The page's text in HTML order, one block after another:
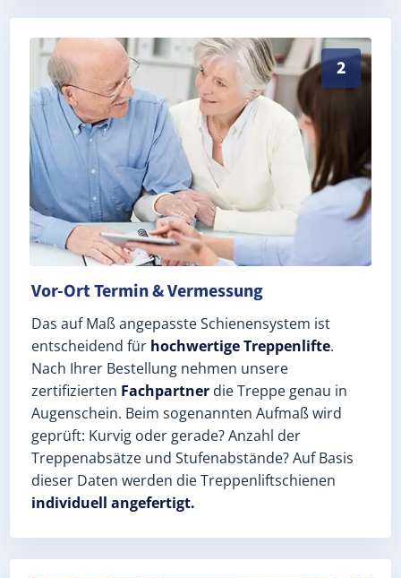
2
Exaktes Aufmaß in Offenbach an der Queich
Vor-Ort Termin & Vermessung
Das auf Maß angepasste Schienensystem ist
entscheidend für hochwertige Treppenlifte.
Nach Ihrer Bestellung nehmen unsere
zertifizierten Fachpartner die Treppe genau in
Augenschein. Beim sogenannten Aufmaß wird
geprüft: Kurvig oder gerade? Anzahl der
Treppenabsätze und Stufenabstände? Auf Basis
dieser Daten werden die Treppenliftschienen
individuell angefertigt.